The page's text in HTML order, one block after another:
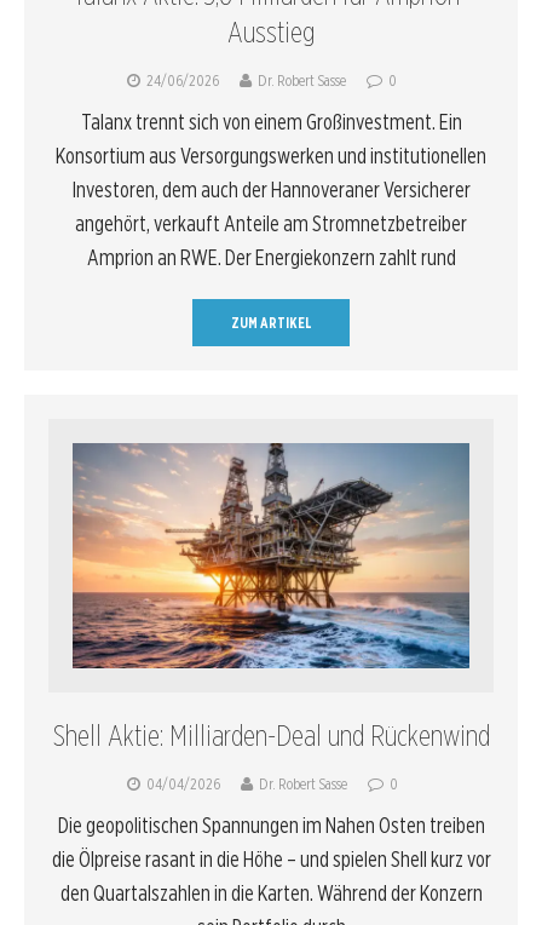
Ausstieg
24/06/2026 Dr. Robert Sasse 0
Talanx trennt sich von einem Großinvestment. Ein
Konsortium aus Versorgungswerken und institutionellen
Investoren, dem auch der Hannoveraner Versicherer
angehört, verkauft Anteile am Stromnetzbetreiber
Amprion an RWE. Der Energiekonzern zahlt rund
ZUM ARTIKEL
Shell Aktie: Milliarden-Deal und Rückenwind
04/04/2026 Dr. Robert Sasse 0
Die geopolitischen Spannungen im Nahen Osten treiben
die Ölpreise rasant in die Höhe – und spielen Shell kurz vor
den Quartalszahlen in die Karten. Während der Konzern